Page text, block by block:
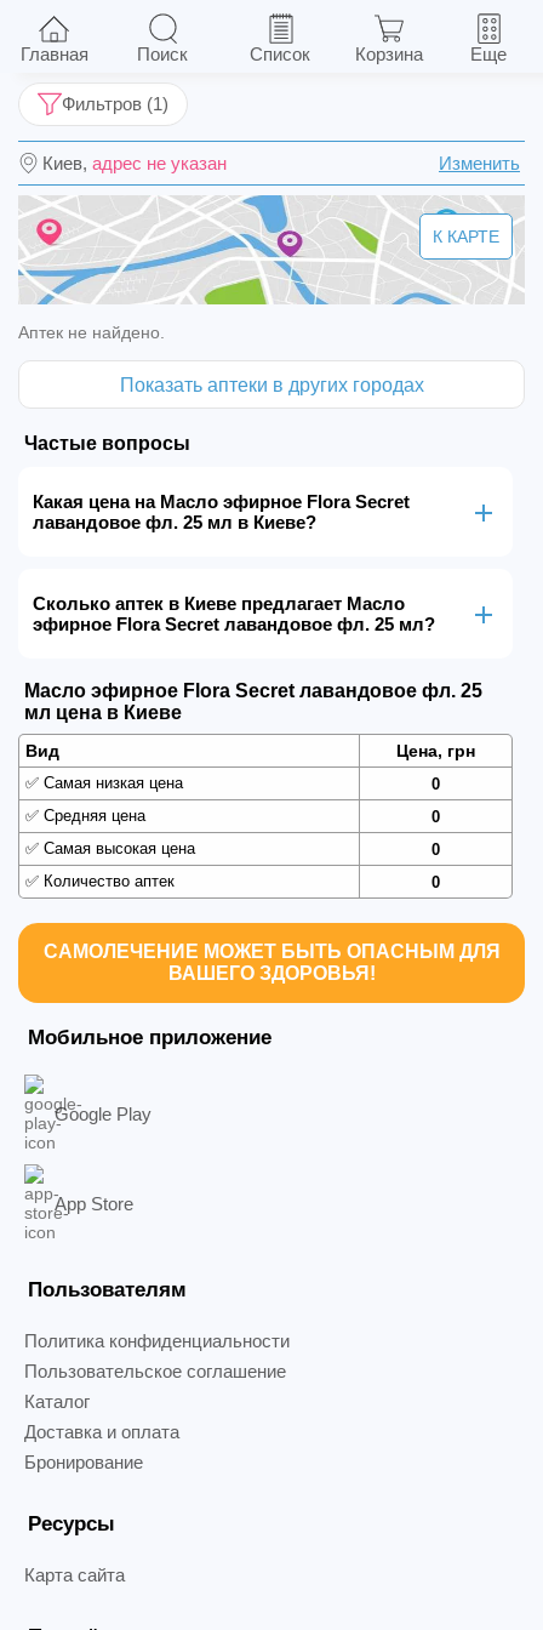
Масло эфирное Flora Secret лавандовое фл.
25 мл
Киев, адрес не указан Изменить
Фильтров (1)
К КАРТЕ
Аптек не найдено.
Показать аптеки в других городах
Частые вопросы
Какая цена на Масло эфирное Flora Secret
лавандовое фл. 25 мл в Киеве?
Сколько аптек в Киеве предлагает Масло
эфирное Flora Secret лавандовое фл. 25 мл?
Масло эфирное Flora Secret лавандовое фл. 25
мл цена в Киеве
Вид Цена, грн
✅ Самая низкая цена
0
✅ Средняя цена
0
✅ Самая высокая цена
0
✅ Количество аптек 0
САМОЛЕЧЕНИЕ МОЖЕТ БЫТЬ ОПАСНЫМ ДЛЯ
ВАШЕГО ЗДОРОВЬЯ!
Мобильное приложение
Google Play
App Store
Пользователям
Политика конфиденциальности
Пользовательское соглашение
Каталог
Доставка и оплата
Бронирование
Ресурсы
Карта сайта
Главная Поиск Список Корзина Еще